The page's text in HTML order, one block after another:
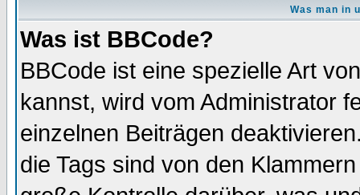
Was man in
Was ist BBCode?
BBCode ist eine spezielle Art
kannst, wird vom Administrator
einzelnen Beiträgen
die Tags sind von den